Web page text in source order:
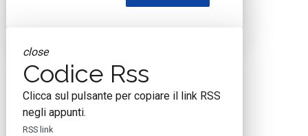
close
Codice Rss
Clicca sul pulsante per copiare il link RSS
negli appunti.
RSS link